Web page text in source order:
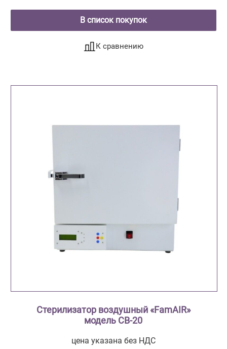
В список покупок
К сравнению
Стерилизатор воздушный «FamAIR»
модель СВ-20
цена указана без НДС